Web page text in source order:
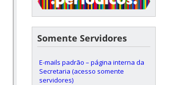
Somente Servidores
E-mails padrão – página interna da
Secretaria (acesso somente
servidores)